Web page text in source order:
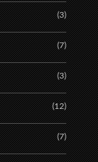
(3)
(7)
(3)
(12)
(7)